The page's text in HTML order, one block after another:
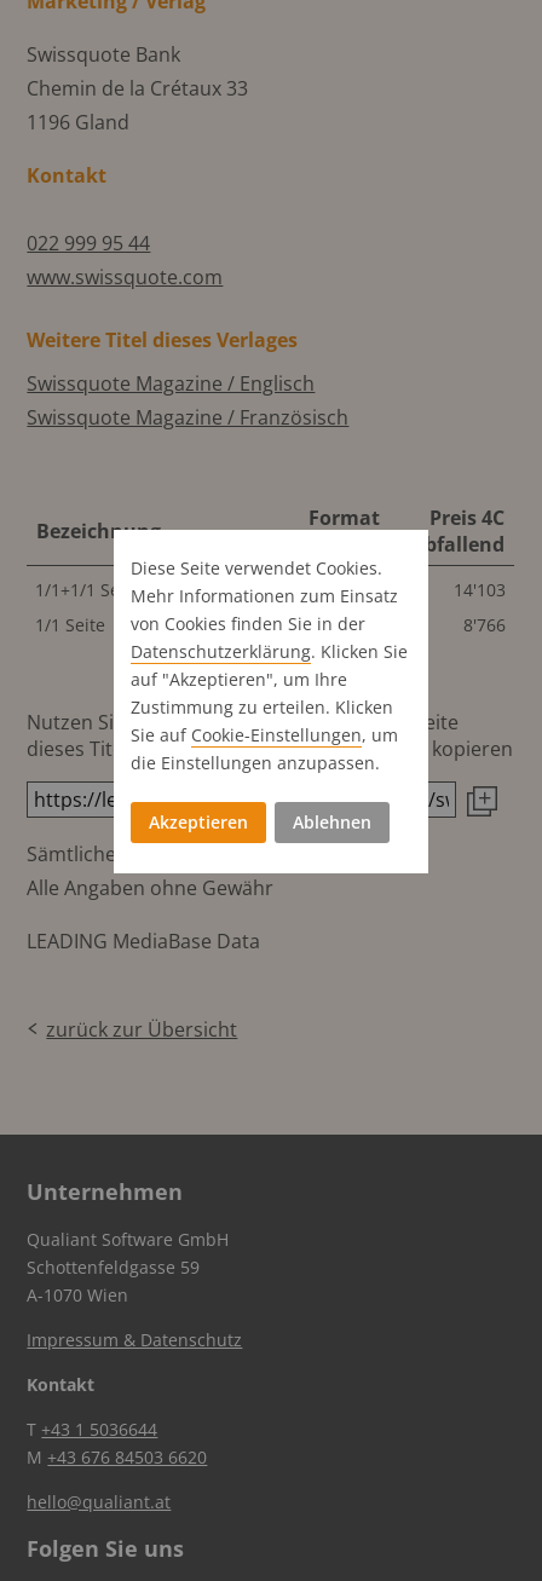
Swissquote Bank
Chemin de la Crétaux 33
1196 Gland
Kontakt
022 999 95 44
www.swissquote.com
Weitere Titel dieses Verlages
Swissquote Magazine / Englisch
Swissquote Magazine / Französisch
Bezeichnung
Format
Preis 4C
abfallend
1/1+1/1 Seite Panorama 200x260 mm
14'103
1/1 Seite
200x260 mm 8'766
Nutzen Sie diesen Button um den Link zur Seite
dieses Titels direkt in die Zwischenablage zu kopieren
Sämtliche Preisangaben in CHF
Alle Angaben ohne Gewähr
LEADING MediaBase Data
zurück zur Übersicht
Unternehmen
Qualiant Software GmbH
Schottenfeldgasse 59
A-1070 Wien
Impressum & Datenschutz
Kontakt
T+43 1 5036644
M+43 676 84503 6620
hello@qualiant.at
Folgen Sie uns
Diese Seite verwendet Cookies.
Mehr Informationen zum Einsatz
von Cookies finden Sie in der
Datenschutz­erklärung. Klicken Sie
auf "Akzeptieren", um Ihre
Zustimmung zu erteilen. Klicken
Sie auf Cookie-Einstellungen, um
die Einstellungen anzupassen.
Akzeptieren Ablehnen